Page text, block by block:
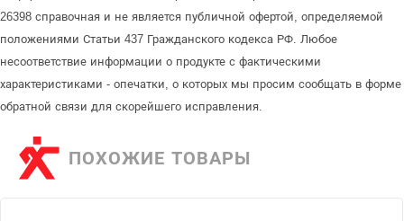
26398 справочная и не является публичной офертой, определяемой
положениями Статьи 437 Гражданского кодекса РФ. Любое
несоответствие информации о продукте с фактическими
характеристиками - опечатки, о которых мы просим сообщать в форме
обратной связи для скорейшего исправления.
ПОХОЖИЕ ТОВАРЫ